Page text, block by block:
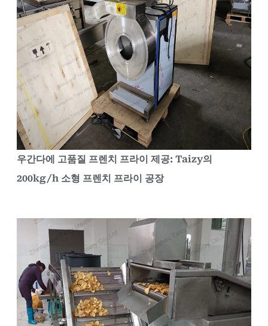
우간다에 고품질 프렌치 프라이 제공: Taizy의
200kg/h 소형 프렌치 프라이 공장